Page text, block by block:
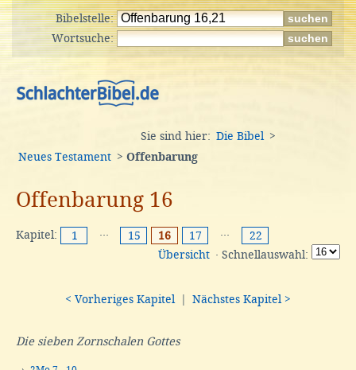
Bibelstelle:
Wortsuche:
Sie sind hier: Die Bibel
>
Neues Testament > Offenbarung
Offenbarung 16
Kapitel: 1 ··· 15 16 17 ···
22
Übersicht · Schnellauswahl:
< Vorheriges Kapitel Nächstes Kapitel >
Die sieben Zornschalen Gottes